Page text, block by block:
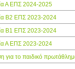
Α ΕΠΣ 2024-2025
Β2 ΕΠΣ 2023-2024
Β1 ΕΠΣ 2023-2024
Α ΕΠΣ 2023-2024
για το παιδικό